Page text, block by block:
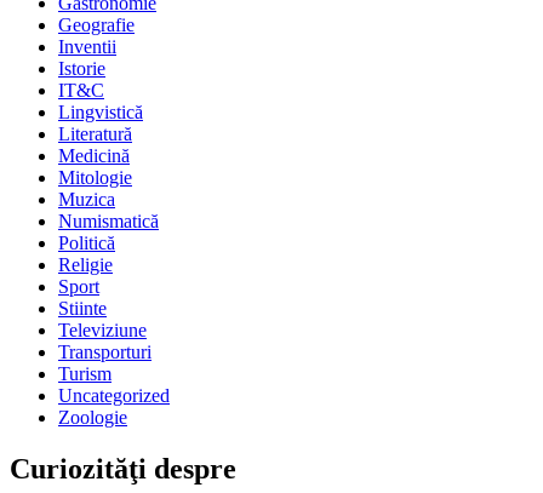
Geografie
Inventii
Istorie
IT&C
Lingvistică
Literatură
Medicină
Mitologie
Muzica
Numismatică
Politică
Religie
Sport
Stiinte
Televiziune
Transporturi
Turism
Uncategorized
Zoologie
Curiozităţi despre